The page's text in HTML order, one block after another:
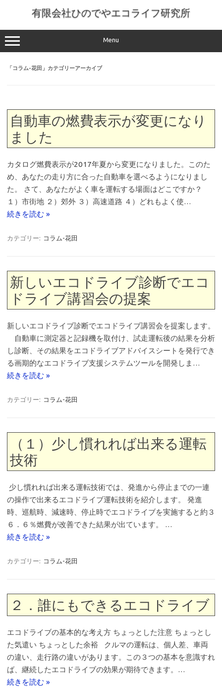
へ
ス
有限会社ひのでやエコライフ研究所
Menu
「コラム-花田 」カテゴリーアーカイブ
自動車の燃費表示が変更になり
ました
カタログ燃費表示が2017年夏から変更になりました。このた
め、あなたの走り方に合った自動車を選べるようになりまし
た。 さて、あなたがよく車を運転する場面はどこですか？
１）市街地 ２）郊外 ３）高速道路 ４）どれもよく使…
続きを読む »
カテゴリー: コラム-花田
新しいエコドライブ診断でエコ
ドライブ講習会の提案
新しいエコドライブ診断でエコドライブ講習会を提案します。
自動車に測定器と記録機を取付け、試走運転後の結果を分析
し診断、その結果をエコドライブアドバイスシートを発行でき
る画期的なエコドライブ支援システムツールを開発しま…
続きを読む »
カテゴリー: コラム-花田
（１）少し慣れれば出来る運転
技術
少し慣れれば出来る運転技術では、発進から停止までの一連
の操作で出来るエコドライブ運転技術を紹介します。 発進
時、巡航時、減速時、停止時でエコドライブを実施すると約３
６．６％燃費が改善できた結果が出ています。 …
続きを読む »
カテゴリー: コラム-花田
２．誰にもできるエコドライブ
エコドライブの基本的な考え方 ちょっとした注意 ちょっとし
た気遣い ちょっとした余裕 クルマの運転は、個人差、車両
の違い、走行路の違いがあります。この３つの基本を意識すれ
ば、継続したエコドライブの効果が期待できます。…
続きを読む »